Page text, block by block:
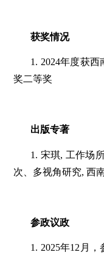
获奖情况
1. 2024年度获
奖二等奖
出版专著
1. 宋琪, 工作场
次、多视角研究, 西
参政议政
1. 2025年12月